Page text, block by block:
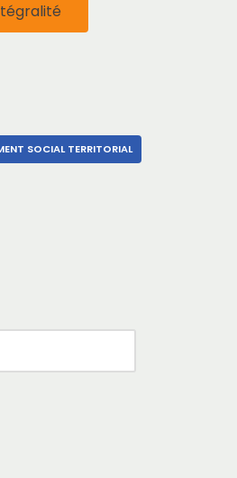
SOCIAL TERRITORIAL